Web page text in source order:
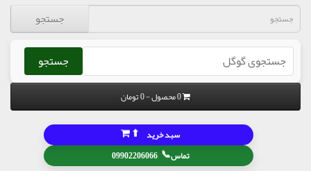
جستجو
جستجو
0 محصول - 0 تومان
تماس📞
09902206066
سبد خرید ⬆